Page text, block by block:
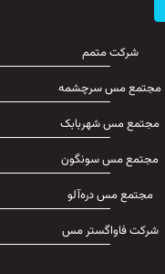
شرکت متمم
مجتمع مس سرچشمه
مجتمع مس شهربابک
مجتمع مس سونگون
مجتمع مس دره‌آلو
شرکت فاواگستر مس